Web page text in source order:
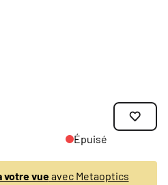
Épuisé
votre vueavec Metaoptics